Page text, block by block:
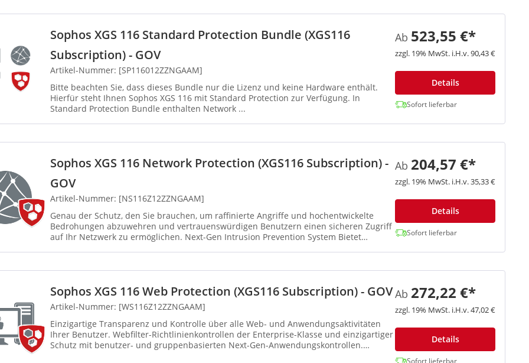
Sophos XGS 116 Standard Protection Bundle (XGS116
Subscription) - GOV
Artikel-Nummer: [SP116012ZZNGAAM]
Bitte beachten Sie, dass dieses Bundle nur die Lizenz und keine Hardware enthält.
Hierfür steht Ihnen Sophos XGS 116 mit Standard Protection zur Verfügung. In
Standard Protection Bundle enthalten Network ...
Ab 523,55 €*
zzgl. 19% MwSt. i.H.v. 90,43 €
Details
Sofort lieferbar
Sophos XGS 116 Network Protection (XGS116 Subscription) -
GOV
Artikel-Nummer: [NS116Z12ZZNGAAM]
Genau der Schutz, den Sie brauchen, um raffinierte Angriffe und hochentwickelte
Bedrohungen abzuwehren und vertrauenswürdigen Benutzern einen sicheren Zugriff
auf Ihr Netzwerk zu ermöglichen. Next-Gen Intrusion Prevention System Bietet
Ab 204,57 €*
zzgl. 19% MwSt. i.H.v. 35,33 €
Details
Sofort lieferbar
Sophos XGS 116 Web Protection (XGS116 Subscription) - GOV
Artikel-Nummer: [WS116Z12ZZNGAAM]
Einzigartige Transparenz und Kontrolle über alle Web- und Anwendungsaktivitäten
Ihrer Benutzer. Webfilter-Richtlinienkontrollen der Enterprise-Klasse und einzigartiger
Schutz mit benutzer- und gruppenbasierten Next-Gen-Anwendungskontrollen.
Ab 272,22 €*
zzgl. 19% MwSt. i.H.v. 47,02 €
Details